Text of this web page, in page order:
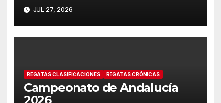
JUL 27, 2026
REGATAS CLASIFICACIONES REGATAS CRÓNICAS
Campeonato de Andalucía
2026